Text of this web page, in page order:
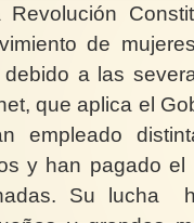
de
a las
que aplica el
empleado
y han pagado
Su lucha